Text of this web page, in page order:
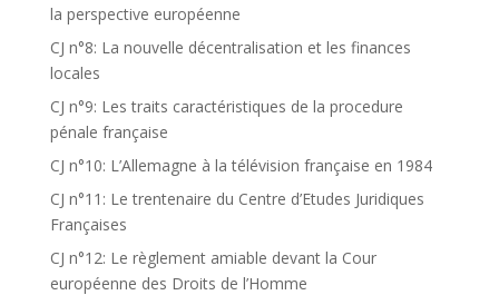
la perspective européenne
CJ n°8: La nouvelle décentralisation et les finances
locales
CJ n°9: Les traits caractéristiques de la procedure
pénale française
CJ n°10: L’Allemagne à la télévision française en 1984
CJ n°11: Le trentenaire du Centre d’Etudes Juridiques
Françaises
CJ n°12: Le règlement amiable devant la Cour
européenne des Droits de l’Homme